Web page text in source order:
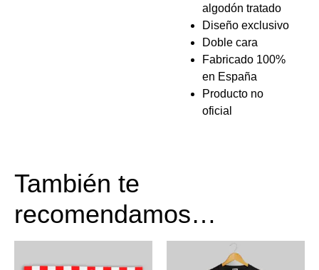
algodón tratado
Diseño exclusivo
Doble cara
Fabricado 100%
en España
Producto no
oficial
También te
recomendamos…